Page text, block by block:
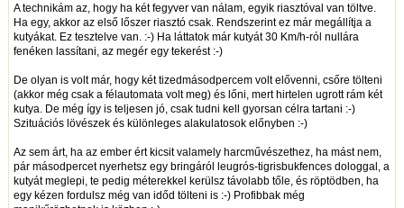
A technikám az, hogy ha két fegyver van nálam, egyik riasztóval van töltve.
Ha egy, akkor az első lőszer riasztó csak. Rendszerint ez már megállítja a
kutyákat. Ez tesztelve van. :-) Ha láttatok már kutyát 30 Km/h-ról nullára
fenéken lassítani, az megér egy tekerést :-)
De olyan is volt már, hogy két tizedmásodpercem volt elővenni, csőre tölteni
(akkor még csak a félautomata volt meg) és lőni, mert hirtelen ugrott rám két
kutya. De még így is teljesen jó, csak tudni kell gyorsan célra tartani :-)
Szituációs lövészek és különleges alakulatosok előnyben :-)
Az sem árt, ha az ember ért kicsit valamely harcművészethez, ha mást nem,
pár másodpercet nyerhetsz egy bringáról leugrós-tigrisbukfences dologgal, a
kutyát meglepi, te pedig méterekkel kerülsz távolabb tőle, és röptödben, ha
egy kézen fordulsz még van időd tölteni is :-) Profibbak még